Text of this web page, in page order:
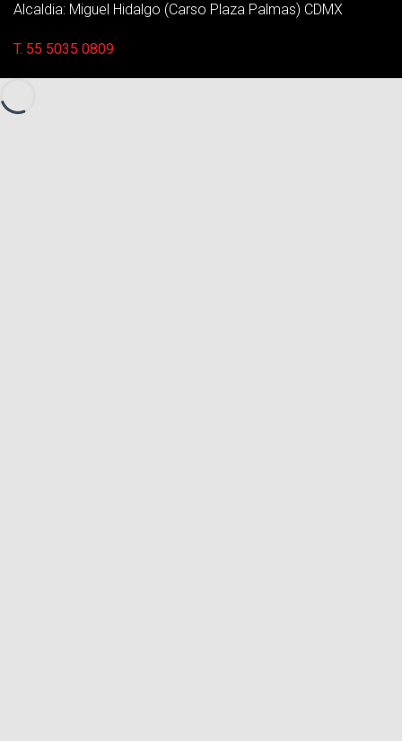
Alcaldia: Miguel Hidalgo (Carso Plaza Palmas) CDMX
T. 55 5035 0809